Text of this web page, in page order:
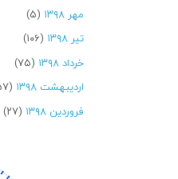
مهر ۱۳۹۸
(۵)
تیر ۱۳۹۸
(۱۰۶)
خرداد ۱۳۹۸
(۷۵)
اردیبهشت ۱۳۹۸
(۵۷)
فروردین ۱۳۹۸
(۲۷)